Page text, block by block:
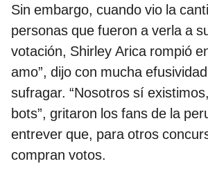
Sin embargo, cuando vio la
personas que fueron a verla a
votación, Shirley Arica rompió
amo”, dijo con mucha
sufragar. “Nosotros sí
bots”, gritaron los fans de la
entrever que, para otros
compran votos.